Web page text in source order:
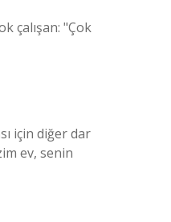
çalışan: "Çok
için diğer dar
ev, senin